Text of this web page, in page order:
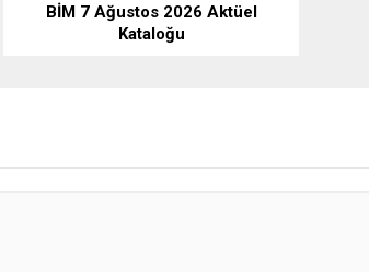
BİM 7 Ağustos 2026 Aktüel
Kataloğu